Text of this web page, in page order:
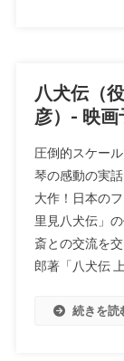
八犬伝（
彦）- 映画
圧倒的スケー
琴の感動の実
⼤作！⽇本の
⾥⾒⼋⽝伝」
斎との交流を
郎著「⼋⽝伝
続きを読